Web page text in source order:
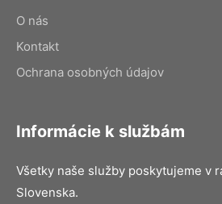
O nás
Kontakt
Ochrana osobných údajov
Informácie k službám
Všetky naše služby poskytujeme v
Slovenska.